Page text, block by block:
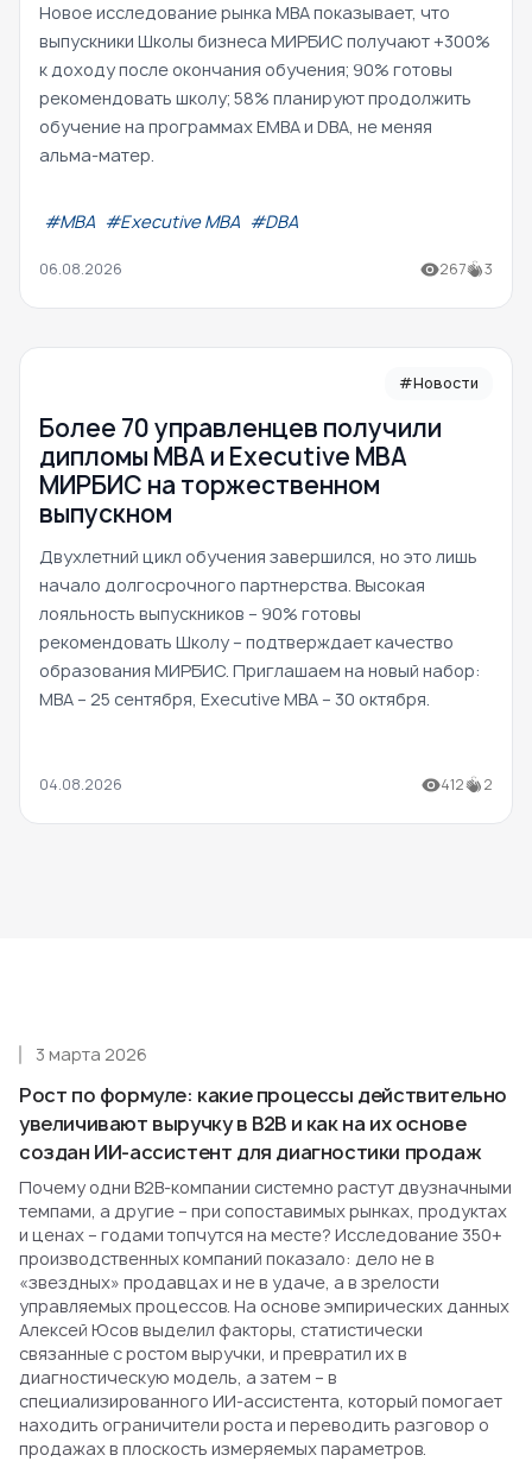
Новое исследование рынка MBA показывает, что
выпускники Школы бизнеса МИРБИС получают +300%
к доходу после окончания обучения; 90% готовы
рекомендовать школу; 58% планируют продолжить
обучение на программах EMBA и DBA, не меняя
альма-матер.
#МВА #Executive MBA #DBA
06.08.2026 267 3
#Новости
Более 70 управленцев получили
дипломы MBA и Executive MBA
МИРБИС на торжественном
выпускном
Двухлетний цикл обучения завершился, но это лишь
начало долгосрочного партнерства. Высокая
лояльность выпускников – 90% готовы
рекомендовать Школу – подтверждает качество
образования МИРБИС. Приглашаем на новый набор:
MBA – 25 сентября, Executive MBA – 30 октября.
04.08.2026 412 2
Рост по формуле: какие процессы действительно
увеличивают выручку в B2B и как на их основе
создан ИИ-ассистент для диагностики продаж
3 марта 2026
Почему одни B2B-компании системно растут двузначными
темпами, а другие – при сопоставимых рынках, продуктах
и ценах – годами топчутся на месте? Исследование 350+
производственных компаний показало: дело не в
«звездных» продавцах и не в удаче, а в зрелости
управляемых процессов. На основе эмпирических данных
Алексей Юсов выделил факторы, статистически
связанные с ростом выручки, и превратил их в
диагностическую модель, а затем – в
специализированного ИИ-ассистента, который помогает
находить ограничители роста и переводить разговор о
продажах в плоскость измеряемых параметров.